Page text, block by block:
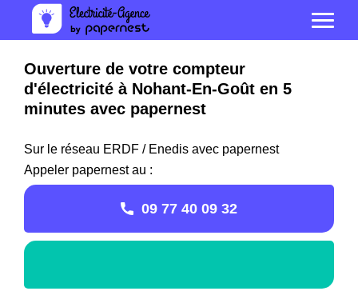
Ouverture de votre compteur
d'électricité à Nohant-En-Goût en 5
minutes avec papernest
Sur le réseau ERDF / Enedis avec papernest
Appeler papernest au :
09 77 40 09 32